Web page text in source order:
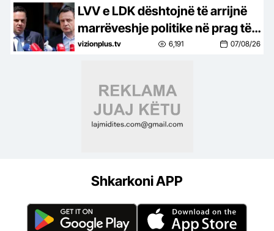
LVV e LDK dështojnë të arrijnë
marrëveshje politike në prag të
mbarimit të afatit kushtetues
vizionplus.tv 6,191 07/08/26
Shkarkoni APP